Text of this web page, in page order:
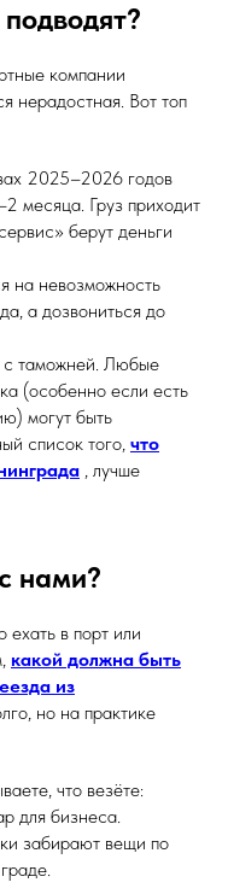
компании
нерадостная. Вот топ
2025–2026 годов
месяца. Груз приходит
берут деньги
на невозможность
а дозвониться до
с таможней. Любые
(особенно если есть
могут быть
список того, что
, лучше
нами?
в порт или
какой должна быть
из
но на практике
что везёте:
для бизнеса.
забирают вещи по